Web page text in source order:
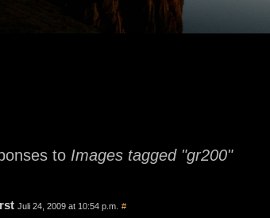
to Images tagged "gr200"
Juli 24, 2009 at 10:54 p.m. #